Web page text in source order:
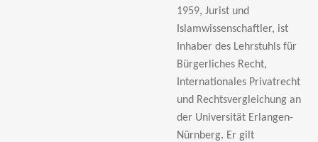
1959, Jurist und
Islamwissenschaftler, ist
Inhaber des Lehrstuhls für
Bürgerliches Recht,
Internationales Privatrecht
und Rechtsvergleichung an
der Universität Erlangen-
Nürnberg. Er gilt